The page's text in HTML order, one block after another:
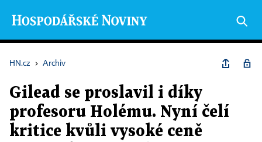
HN.cz › Archiv
Gilead se proslavil i díky
profesoru Holému. Nyní čelí
kritice kvůli vysoké ceně